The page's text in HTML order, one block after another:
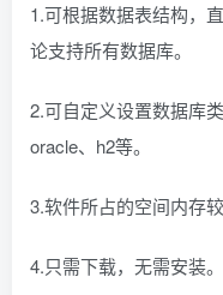
1.可根据数据表结构，
论支持所有数据库。
2.可自定义设置数据库
oracle、h2等。
3.软件所占的空间内存较
4.只需下载，无需安装。